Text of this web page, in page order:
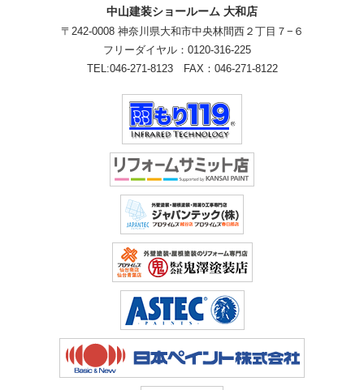
中山建装ショールーム 大和店
〒242-0008 神奈川県大和市中央林間西２丁目７−６
フリーダイヤル： 0120-316-225
TEL:046-271-8123 FAX：046-271-8122